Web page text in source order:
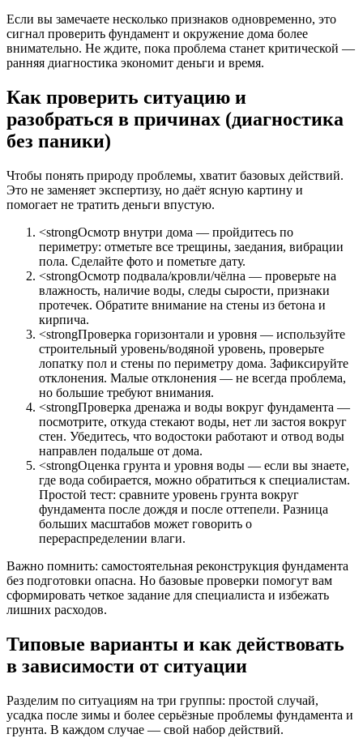
Если вы замечаете несколько признаков одновременно, это
сигнал проверить фундамент и окружение дома более
внимательно. Не ждите, пока проблема станет критической —
ранняя диагностика экономит деньги и время.
Как проверить ситуацию и
разобраться в причинах (диагностика
без паники)
Чтобы понять природу проблемы, хватит базовых действий.
Это не заменяет экспертизу, но даёт ясную картину и
помогает не тратить деньги впустую.
<strongОсмотр внутри дома — пройдитесь по
периметру: отметьте все трещины, заедания, вибрации
пола. Сделайте фото и пометьте дату.
<strongОсмотр подвала/кровли/чёлна — проверьте на
влажность, наличие воды, следы сырости, признаки
протечек. Обратите внимание на стены из бетона и
кирпича.
<strongПроверка горизонтали и уровня — используйте
строительный уровень/водяной уровень, проверьте
лопатку пол и стены по периметру дома. Зафиксируйте
отклонения. Малые отклонения — не всегда проблема,
но большие требуют внимания.
<strongПроверка дренажа и воды вокруг фундамента —
посмотрите, откуда стекают воды, нет ли застоя вокруг
стен. Убедитесь, что водостоки работают и отвод воды
направлен подальше от дома.
<strongОценка грунта и уровня воды — если вы знаете,
где вода собирается, можно обратиться к специалистам.
Простой тест: сравните уровень грунта вокруг
фундамента после дождя и после оттепели. Разница
больших масштабов может говорить о
перераспределении влаги.
Важно помнить: самостоятельная реконструкция фундамента
без подготовки опасна. Но базовые проверки помогут вам
сформировать четкое задание для специалиста и избежать
лишних расходов.
Типовые варианты и как действовать
в зависимости от ситуации
Разделим по ситуациям на три группы: простой случай,
усадка после зимы и более серьёзные проблемы фундамента и
грунта. В каждом случае — свой набор действий.